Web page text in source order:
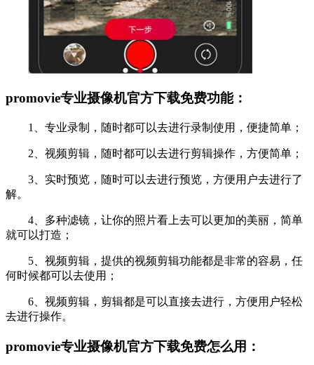
promovie专业摄像机官方下载免费功能：
1、专业录制，随时都可以去进行录制使用，便捷简单；
2、视频剪辑，随时都可以去进行剪辑操作，方便简单；
3、实时预览，随时可以去进行预览，方便用户去进行了
解。
4、多种滤镜，让你的照片看上去可以更加的美丽，简单
就可以打造；
5、视频剪辑，提供的视频剪辑功能都是非常的容易，任
何时候都可以去使用；
6、视频剪辑，剪辑都是可以直接去进行，方便用户轻松
去进行操作。
promovie专业摄像机官方下载免费怎么用：